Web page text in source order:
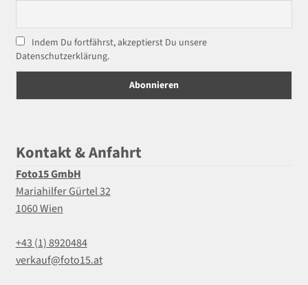
Indem Du fortfährst, akzeptierst Du unsere
Datenschutzerklärung.
Kontakt & Anfahrt
Foto15 GmbH
Mariahilfer Gürtel 32
1060 Wien
+43 (1) 8920484
verkauf@foto15.at